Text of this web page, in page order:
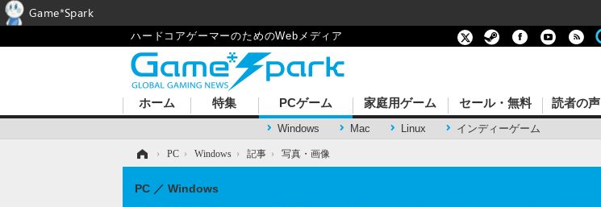
ハードコアゲーマーのためのWebメディア
ホーム 特集 PCゲーム
Windows Mac Linux インディーゲーム
家庭用ゲーム セール・無料 読者の声
› PC › Windows › 記事 › 写真・画像
PC Windows
Game*Spark